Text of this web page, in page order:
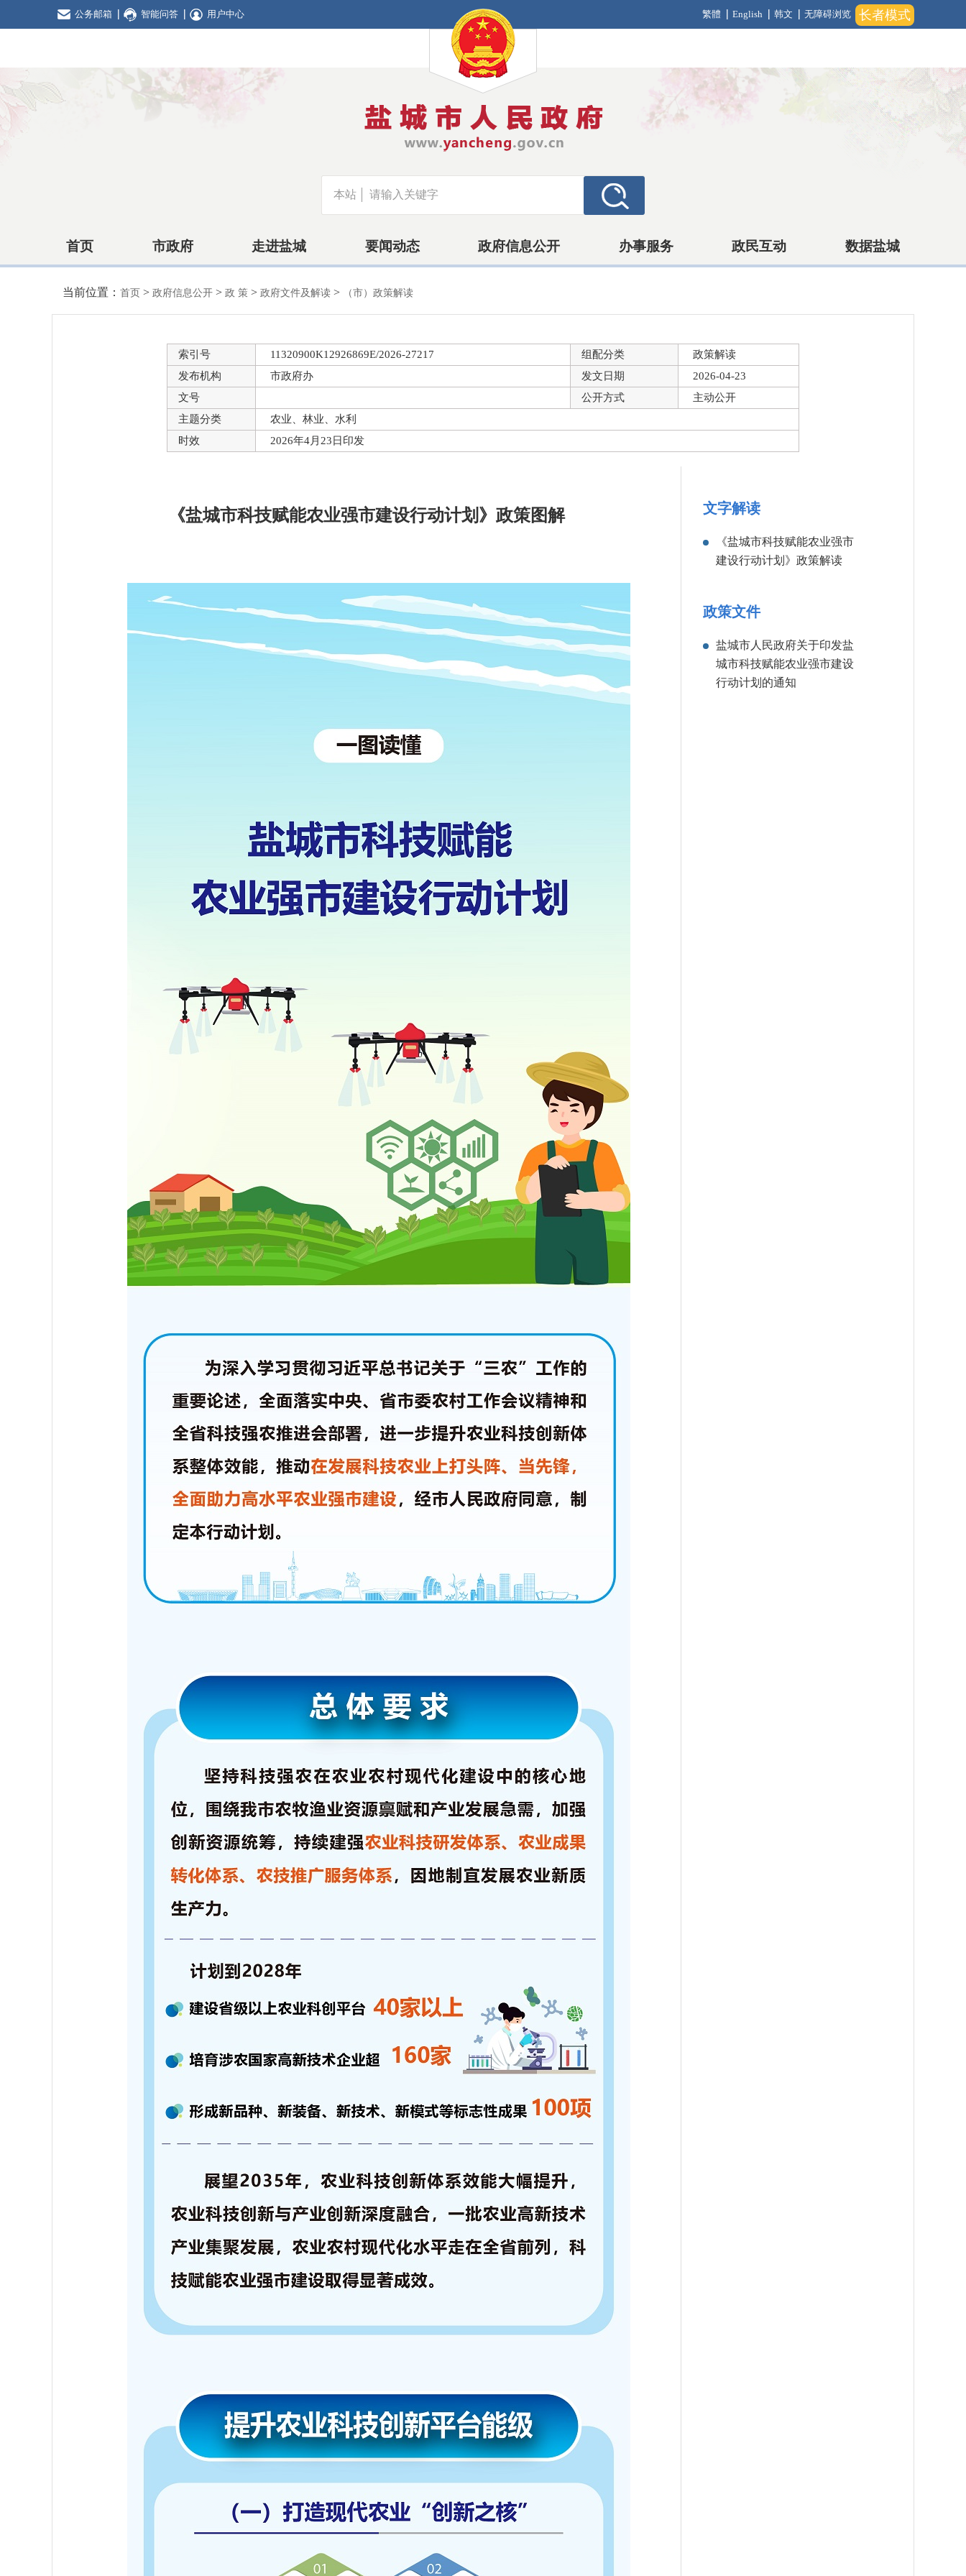
长者模式
公务邮箱 智能问答 用户中心 繁體 English 韩文 无障碍浏览
本站
首页 市政府 走进盐城 要闻动态 政府信息公开 办事服务 政民互动 数据盐城
当前位置： 首页 > 政府信息公开 > 政 策 > 政府文件及解读 > （市）政策解读
索引号 11320900K12926869E/2026-27217 组配分类
政策解读
发布机构
市政府办 发文日期
2026-04-23
文号
公开方式
主动公开
主题分类
农业、林业、水利
时效
2026年4月23日印发
《盐城市科技赋能农业强市建设行动计划》政策图解 文字解读
《盐城市科技赋能农业强市
建设行动计划》政策解读
政策文件
盐城市人民政府关于印发盐
城市科技赋能农业强市建设
行动计划的通知